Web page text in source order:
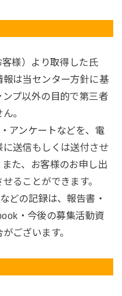
様）より取得した氏
は当センター方針に基
プ以外の目的で第三者
。
アンケートなどを、電
送信もしくは送付させ
た、お客様のお申し出
ることができます。
どの記録は、報告書・
・今後の募集活動資
ございます。